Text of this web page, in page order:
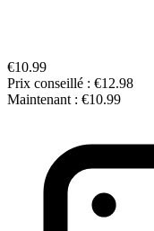
€10.99
Prix conseillé : €12.98
Maintenant : €10.99